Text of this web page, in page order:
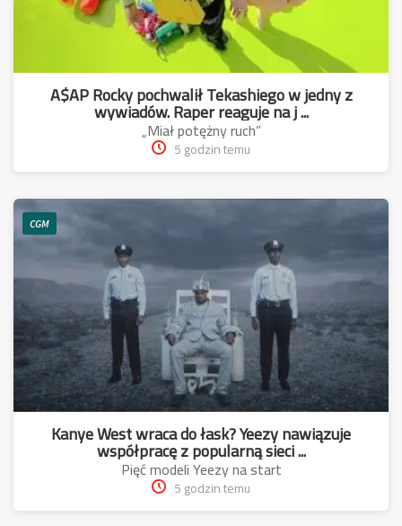
A$AP Rocky pochwalił Tekashiego w jedny z
wywiadów. Raper reaguje na j ...
„Miał potężny ruch”
5 godzin temu
CGM
Kanye West wraca do łask? Yeezy nawiązuje
współpracę z popularną sieci ...
Pięć modeli Yeezy na start
5 godzin temu